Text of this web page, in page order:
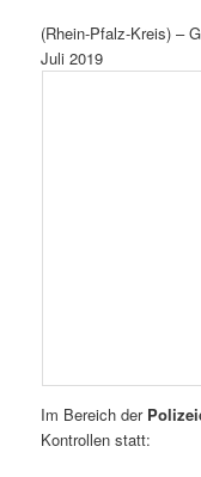
(Rhein-Pfalz-Kreis) –
Juli 2019
Im Bereich der
Kontrollen statt: